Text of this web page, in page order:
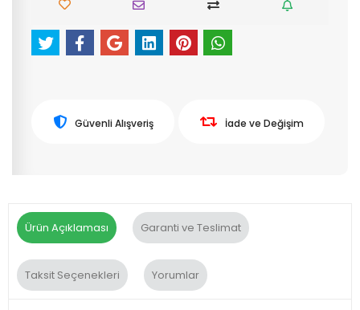
Güvenli Alışveriş İade ve Değişim
Ürün Açıklaması Garanti ve Teslimat
Taksit Seçenekleri Yorumlar